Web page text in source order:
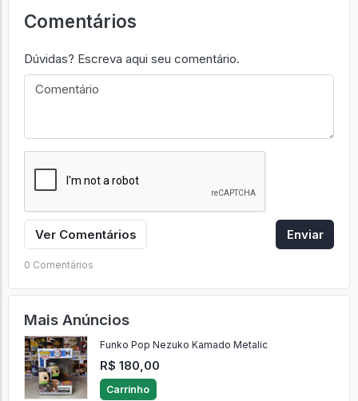
Comentários
Dúvidas? Escreva aqui seu comentário.
Ver Comentários Enviar
0 Comentários
Mais Anúncios
Funko Pop Nezuko Kamado Metalic
R$ 180,00
Carrinho